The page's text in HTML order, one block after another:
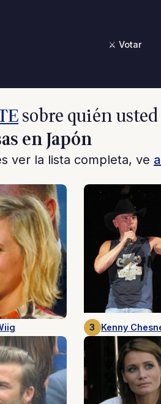
⚔️ Votar
sobre quién
en Japón
ver la lista completa, ve
3 Kenny